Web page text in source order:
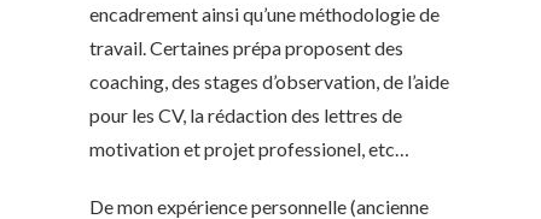
encadrement ainsi qu’une méthodologie de
travail. Certaines prépa proposent des
coaching, des stages d’observation, de l’aide
pour les CV, la rédaction des lettres de
motivation et projet professionel, etc…
De mon expérience personnelle (ancienne